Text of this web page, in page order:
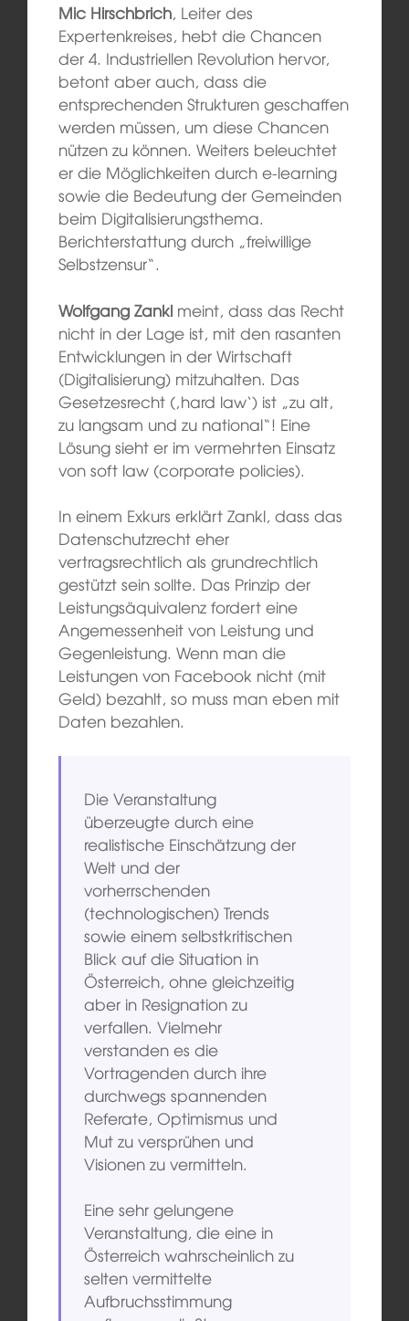
Mic Hirschbrich, Leiter des
Expertenkreises, hebt die Chancen
der 4. Industriellen Revolution hervor,
betont aber auch, dass die
entsprechenden Strukturen geschaffen
werden müssen, um diese Chancen
nützen zu können. Weiters beleuchtet
er die Möglichkeiten durch e-learning
sowie die Bedeutung der Gemeinden
beim Digitalisierungsthema.
Berichterstattung durch „freiwillige
Selbstzensur“.
Wolfgang Zanklmeint, dass das Recht
nicht in der Lage ist, mit den rasanten
Entwicklungen in der Wirtschaft
(Digitalisierung) mitzuhalten. Das
Gesetzesrecht (‚hard law‘) ist „zu alt,
zu langsam und zu national“! Eine
Lösung sieht er im vermehrten Einsatz
von soft law (corporate policies).
In einem Exkurs erklärt Zankl, dass das
Datenschutzrecht eher
vertragsrechtlich als grundrechtlich
gestützt sein sollte. Das Prinzip der
Leistungsäquivalenz fordert eine
Angemessenheit von Leistung und
Gegenleistung. Wenn man die
Leistungen von Facebook nicht (mit
Geld) bezahlt, so muss man eben mit
Daten bezahlen.
Die Veranstaltung
überzeugte durch eine
realistische Einschätzung der
Welt und der
vorherrschenden
(technologischen) Trends
sowie einem selbstkritischen
Blick auf die Situation in
Österreich, ohne gleichzeitig
aber in Resignation zu
verfallen. Vielmehr
verstanden es die
Vortragenden durch ihre
durchwegs spannenden
Referate, Optimismus und
Mut zu versprühen und
Visionen zu vermitteln.
Eine sehr gelungene
Veranstaltung, die eine in
Österreich wahrscheinlich zu
selten vermittelte
Aufbruchsstimmung